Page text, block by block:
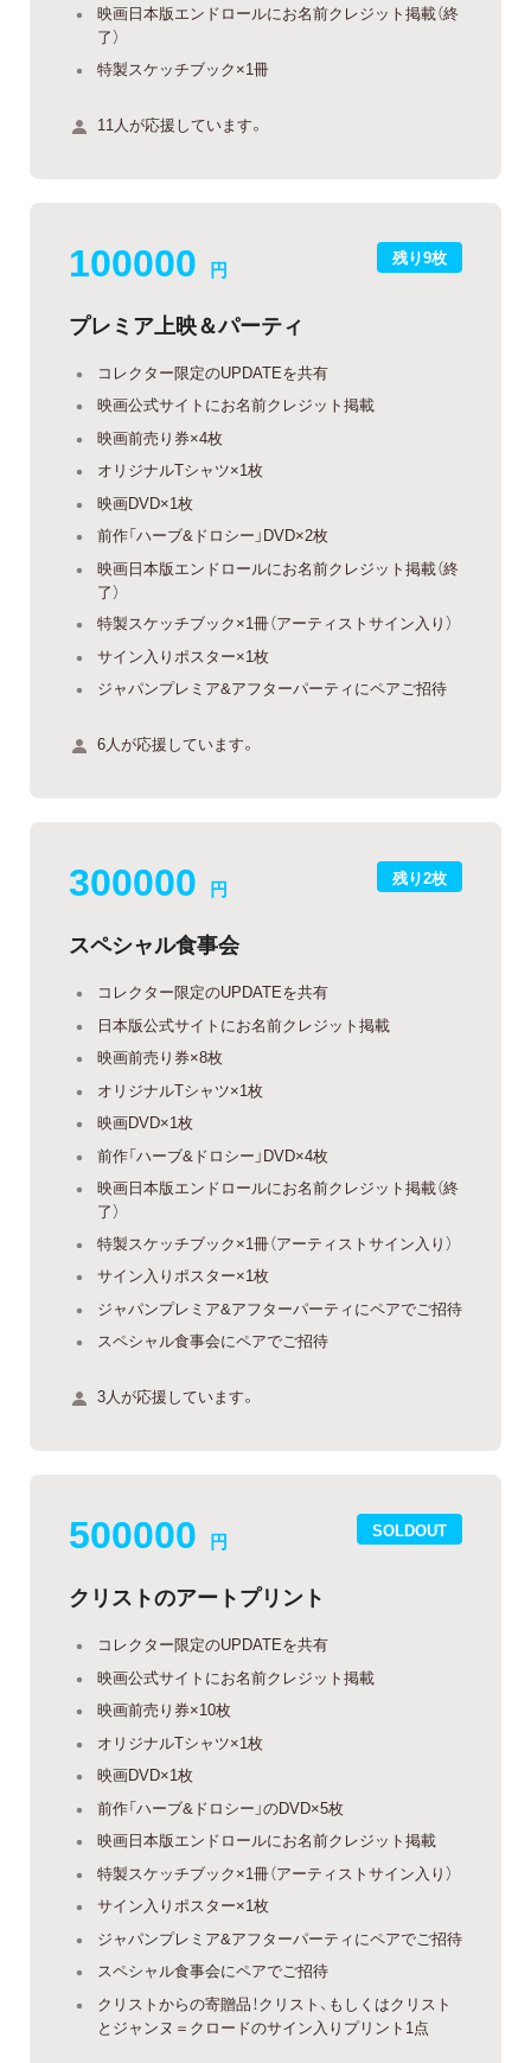
映画日本版エンドロールにお名前クレジット掲載（終
了）
特製スケッチブック×1冊
11人が応援しています。
残り9枚
100000 円
プレミア上映＆パーティ
コレクター限定のUPDATEを共有
映画公式サイトにお名前クレジット掲載
映画前売り券×4枚
オリジナルTシャツ×1枚
映画DVD×1枚
前作「ハーブ&ドロシー」DVD×2枚
映画日本版エンドロールにお名前クレジット掲載（終
了）
特製スケッチブック×1冊（アーティストサイン入り）
サイン入りポスター×1枚
ジャパンプレミア&アフターパーティにペアご招待
6人が応援しています。
残り2枚
300000 円
スペシャル食事会
コレクター限定のUPDATEを共有
日本版公式サイトにお名前クレジット掲載
映画前売り券×8枚
オリジナルTシャツ×1枚
映画DVD×1枚
前作「ハーブ&ドロシー」DVD×4枚
映画日本版エンドロールにお名前クレジット掲載（終
了）
特製スケッチブック×1冊（アーティストサイン入り）
サイン入りポスター×1枚
ジャパンプレミア&アフターパーティにペアでご招待
スペシャル食事会にペアでご招待
3人が応援しています。
SOLDOUT
500000 円
クリストのアートプリント
コレクター限定のUPDATEを共有
映画公式サイトにお名前クレジット掲載
映画前売り券×10枚
オリジナルTシャツ×1枚
映画DVD×1枚
前作「ハーブ&ドロシー」のDVD×5枚
映画日本版エンドロールにお名前クレジット掲載
特製スケッチブック×1冊（アーティストサイン入り）
サイン入りポスター×1枚
ジャパンプレミア&アフターパーティにペアでご招待
スペシャル食事会にペアでご招待
クリストからの寄贈品！クリスト、もしくはクリスト
とジャンヌ＝クロードのサイン入りプリント1点